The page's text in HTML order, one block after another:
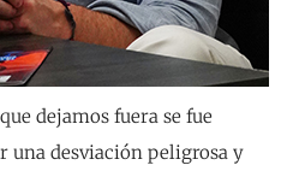
dejamos fuera se fue
una desviación peligrosa y